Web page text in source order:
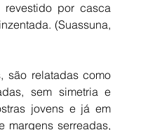
por casca
(Suassuna,
são relatadas como
sem simetria e
jovens e já em
margens serreadas,